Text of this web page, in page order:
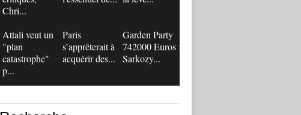
Chri...
Attali veut un
"plan
catastrophe"
p...
Paris
s’apprêterait à
acquérir des...
Garden Party
742000 Euros :
Sarkozy...